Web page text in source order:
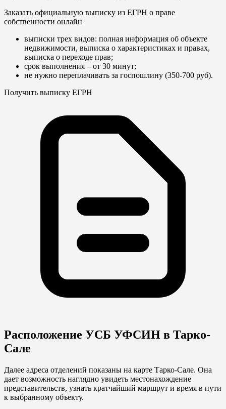
Заказать официальную выписку из ЕГРН о праве
собственности онлайн
выписки трех видов: полная информация об объекте
недвижимости, выписка о характеристиках и правах,
выписка о переходе прав;
срок выполнения – от 30 минут;
не нужно переплачивать за госпошлину (350-700 руб).
Получить выписку ЕГРН
Расположение УСБ УФСИН в Тарко-
Сале
Далее адреса отделений показаны на карте Тарко-Сале. Она
дает возможность наглядно увидеть местонахождение
представительств, узнать кратчайший маршрут и время в пути
к выбранному объекту.